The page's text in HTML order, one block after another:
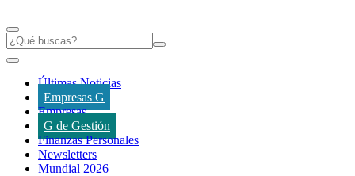
Últimas Noticias
Empresas G
Empresas
G de Gestión
Finanzas Personales
Newsletters
Mundial 2026